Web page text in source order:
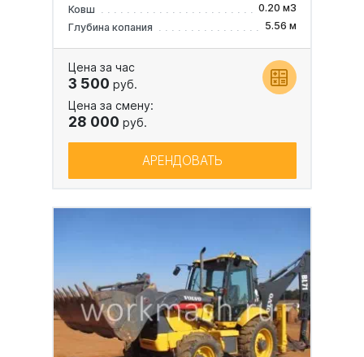
Ковш
0.20 м3
Глубина копания
5.56 м
Цена за час
3 500 руб.
Цена за смену:
28 000 руб.
АРЕНДОВАТЬ